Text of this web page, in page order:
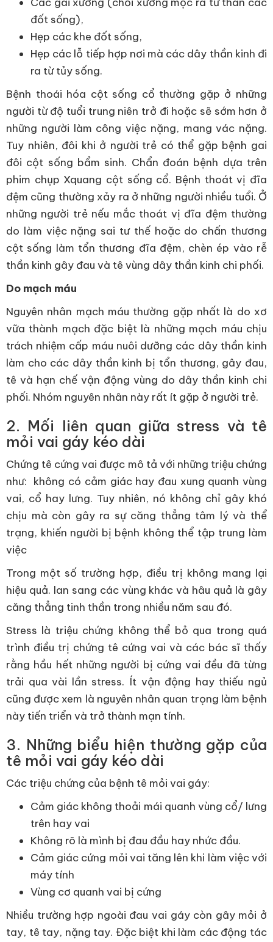
đốt sống),
Hẹp các khe đốt sống,
Hẹp các lỗ tiếp hợp nơi mà các dây thần kinh đi
ra từ tủy sống.
Bệnh thoái hóa cột sống cổ thường gặp ở những
người từ độ tuổi trung niên trở đi hoặc sẽ sớm hơn ở
những người làm công việc nặng, mang vác nặng.
Tuy nhiên, đôi khi ở người trẻ có thể gặp bệnh gai
đôi cột sống bẩm sinh. Chẩn đoán bệnh dựa trên
phim chụp Xquang cột sống cổ. Bệnh thoát vị đĩa
đệm cũng thường xảy ra ở những người nhiều tuổi. Ở
những người trẻ nếu mắc thoát vị đĩa đệm thường
do làm việc nặng sai tư thế hoặc do chấn thương
cột sống làm tổn thương đĩa đệm, chèn ép vào rễ
thần kinh gây đau và tê vùng dây thần kinh chi phối.
Do mạch máu
Nguyên nhân mạch máu thường gặp nhất là do xơ
vữa thành mạch đặc biệt là những mạch máu chịu
trách nhiệm cấp máu nuôi dưỡng các dây thần kinh
làm cho các dây thần kinh bị tổn thương, gây đau,
tê và hạn chế vận động vùng do dây thần kinh chi
phối. Nhóm nguyên nhân này rất ít gặp ở người trẻ.
2. Mối liên quan giữa stress và tê
mỏi vai gáy kéo dài
Chứng tê cứng vai được mô tả với những triệu chứng
như: không có cảm giác hay đau xung quanh vùng
vai, cổ hay lưng. Tuy nhiên, nó không chỉ gây khó
chịu mà còn gây ra sự căng thẳng tâm lý và thể
trạng, khiến người bị bệnh không thể tập trung làm
việc
Trong một số trường hợp, điều trị không mang lại
hiệu quả. lan sang các vùng khác và hâu quả là gây
căng thẳng tinh thần trong nhiều năm sau đó.
Stress là triệu chứng không thể bỏ qua trong quá
trình điều trị chứng tê cứng vai và các bác sĩ thấy
rằng hầu hết những người bị cứng vai đều đã từng
trải qua vài lần stress. Ít vận động hay thiếu ngủ
cũng được xem là nguyên nhân quan trọng làm bệnh
này tiến triển và trở thành mạn tính.
3. Những biểu hiện thường gặp của
tê mỏi vai gáy kéo dài
Các triệu chứng của bệnh tê mỏi vai gáy:
Cảm giác không thoải mái quanh vùng cổ/ lưng
trên hay vai
Không rõ là mình bị đau đầu hay nhức đầu.
Cảm giác cứng mỏi vai tăng lên khi làm việc với
máy tính
Vùng cơ quanh vai bị cứng
Nhiều trường hợp ngoài đau vai gáy còn gây mỏi ở
tay, tê tay, nặng tay. Đặc biệt khi làm các động tác